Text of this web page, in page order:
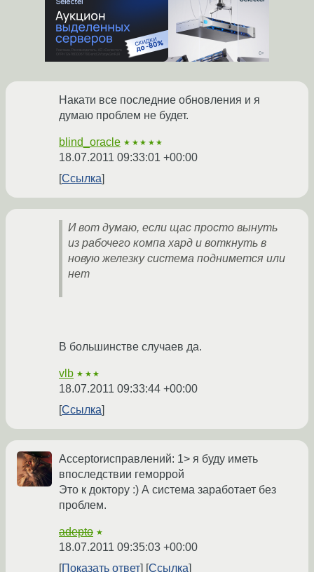
Накати все последние обновления и я
думаю проблем не будет.
blind_oracle ★★★★★
18.07.2011 09:33:01 +00:00
Ссылка
И вот думаю, если щас просто вынуть
из рабочего компа хард и воткнуть в
новую железку система поднимется или
нет
В большинстве случаев да.
vlb ★★★
18.07.2011 09:33:44 +00:00
Ссылка
Acceptorисправлений: 1> я буду иметь
впоследствии геморрой
Это к доктору :) А система заработает без
проблем.
adepto ★
18.07.2011 09:35:03 +00:00
Показать ответ
Ссылка